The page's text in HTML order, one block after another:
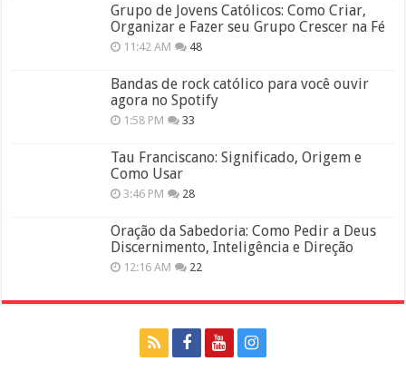
Grupo de Jovens Católicos: Como Criar,
Organizar e Fazer seu Grupo Crescer na Fé
11:42 AM 48
Bandas de rock católico para você ouvir
agora no Spotify
1:58 PM 33
Tau Franciscano: Significado, Origem e
Como Usar
3:46 PM 28
Oração da Sabedoria: Como Pedir a Deus
Discernimento, Inteligência e Direção
12:16 AM 22